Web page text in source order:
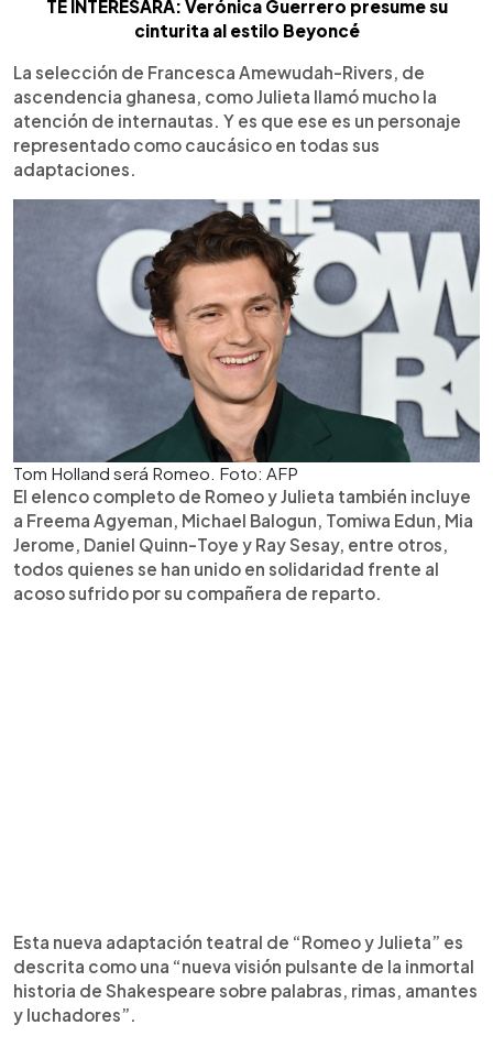
TE INTERESARÁ: Verónica Guerrero presume su
cinturita al estilo Beyoncé
La selección de Francesca Amewudah-Rivers, de
ascendencia ghanesa, como Julieta llamó mucho la
atención de internautas. Y es que ese es un personaje
representado como caucásico en todas sus
adaptaciones.
Tom Holland será Romeo. Foto: AFP
El elenco completo de Romeo y Julieta también incluye
a Freema Agyeman, Michael Balogun, Tomiwa Edun, Mia
Jerome, Daniel Quinn-Toye y Ray Sesay, entre otros,
todos quienes se han unido en solidaridad frente al
acoso sufrido por su compañera de reparto.
Esta nueva adaptación teatral de “Romeo y Julieta” es
descrita como una “nueva visión pulsante de la inmortal
historia de Shakespeare sobre palabras, rimas, amantes
y luchadores”.